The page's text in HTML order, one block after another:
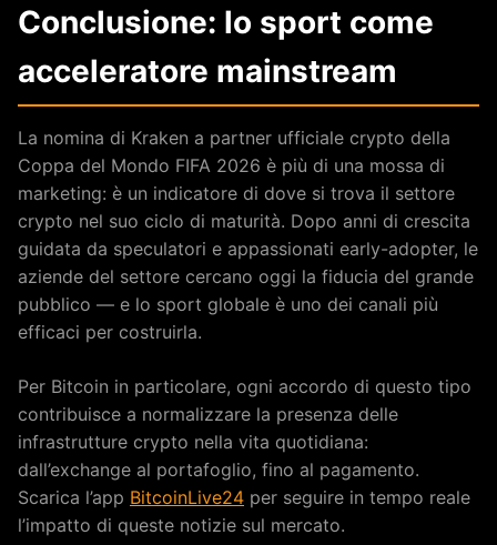
Conclusione: lo sport come
acceleratore mainstream
La nomina di Kraken a partner ufficiale crypto della
Coppa del Mondo FIFA 2026 è più di una mossa di
marketing: è un indicatore di dove si trova il settore
crypto nel suo ciclo di maturità. Dopo anni di crescita
guidata da speculatori e appassionati early-adopter, le
aziende del settore cercano oggi la fiducia del grande
pubblico — e lo sport globale è uno dei canali più
efficaci per costruirla.
Per Bitcoin in particolare, ogni accordo di questo tipo
contribuisce a normalizzare la presenza delle
infrastrutture crypto nella vita quotidiana:
dall’exchange al portafoglio, fino al pagamento.
Scarica l’app BitcoinLive24 per seguire in tempo reale
l’impatto di queste notizie sul mercato.